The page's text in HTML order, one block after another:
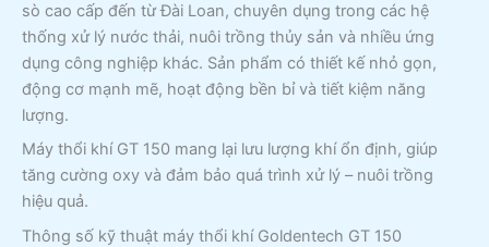
sò cao cấp đến từ Đài Loan, chuyên dụng trong các hệ
thống xử lý nước thải, nuôi trồng thủy sản và nhiều ứng
dụng công nghiệp khác. Sản phẩm có thiết kế nhỏ gọn,
động cơ mạnh mẽ, hoạt động bền bỉ và tiết kiệm năng
lượng.
Máy thổi khí GT 150 mang lại lưu lượng khí ổn định, giúp
tăng cường oxy và đảm bảo quá trình xử lý – nuôi trồng
hiệu quả.
Thông số kỹ thuật máy thổi khí Goldentech GT 150